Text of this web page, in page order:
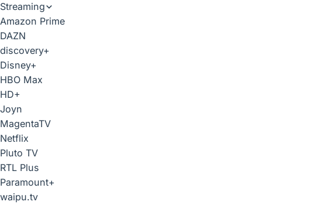
Streaming
Amazon Prime
DAZN
discovery+
Disney+
HBO Max
HD+
Joyn
MagentaTV
Netflix
Pluto TV
RTL Plus
Paramount+
waipu.tv